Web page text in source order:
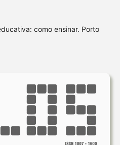
como ensinar. Porto